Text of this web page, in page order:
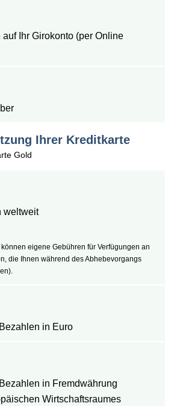
Ihr Girokonto (per Online
Ihrer Kreditkarte
Gold
weltweit
eigene Gebühren für Verfügungen an
die Ihnen während des Abhebevorgangs
in Euro
in Fremdwährung
Wirtschaftsraumes